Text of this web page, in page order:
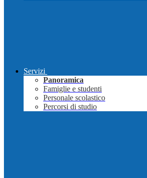
Servizi
Panoramica
Famiglie e studenti
Personale scolastico
Percorsi di studio